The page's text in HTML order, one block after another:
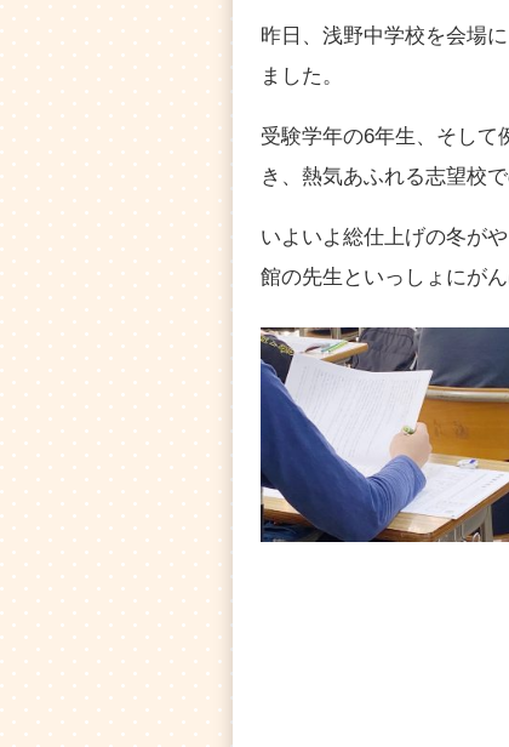
昨日、浅野中学校を会場
ました。
受験学年の6年生、そして
き、熱気あふれる志望校
いよいよ総仕上げの冬が
館の先生といっしょにが